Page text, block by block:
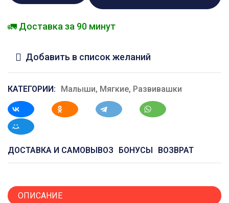
🚛 Доставка за 90 минут
Добавить в список желаний
КАТЕГОРИИ: Малыши, Мягкие, Развивашки
ДОСТАВКА И САМОВЫВОЗ БОНУСЫ ВОЗВРАТ
ОПИСАНИЕ